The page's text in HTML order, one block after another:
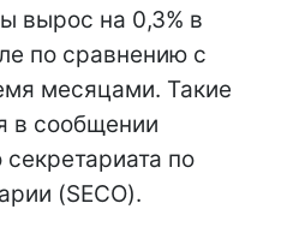
вырос на 0,3% в
по сравнению с
месяцами. Такие
в сообщении
секретариата по
(SECO).